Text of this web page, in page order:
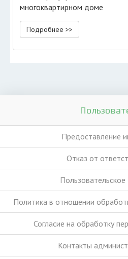
многоквартирном доме
Подробнее >>
Предоставление
Отказ от
Пользовательское
Политика в отношении
Согласие на обработку
Контакты